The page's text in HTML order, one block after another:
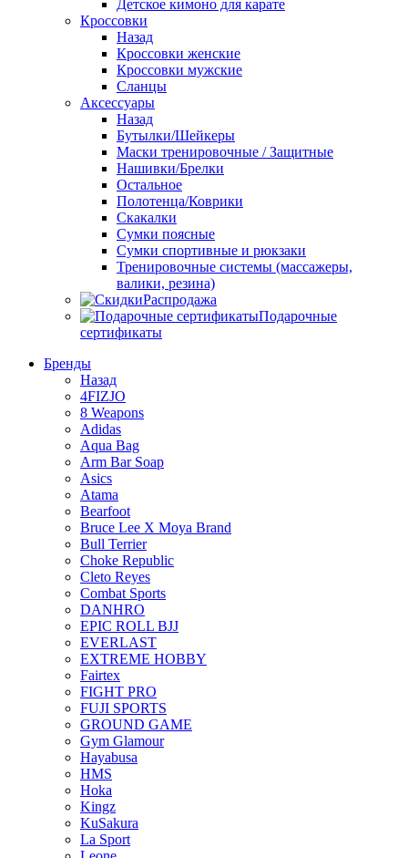
Детское кимоно для карате
Кроссовки
Назад
Кроссовки женские
Кроссовки мужские
Сланцы
Аксессуары
Назад
Бутылки/Шейкеры
Маски тренировочные / Защитные
Нашивки/Брелки
Остальное
Полотенца/Коврики
Скакалки
Сумки поясные
Сумки спортивные и рюкзаки
Тренировочные системы (массажеры,
валики, резина)
Распродажа
Подарочные
сертификаты
Бренды
Назад
4FIZJO
8 Weapons
Adidas
Aqua Bag
Arm Bar Soap
Asics
Atama
Bearfoot
Bruce Lee X Moya Brand
Bull Terrier
Choke Republic
Cleto Reyes
Combat Sports
DANHRO
EPIC ROLL BJJ
EVERLAST
EXTREME HOBBY
Fairtex
FIGHT PRO
FUJI SPORTS
GROUND GAME
Gym Glamour
Hayabusa
HMS
Hoka
Kingz
KuSakura
La Sport